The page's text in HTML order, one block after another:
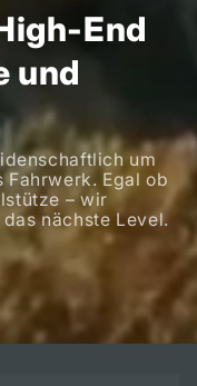
End
und
um
Egal ob
– wir
nächste Level.